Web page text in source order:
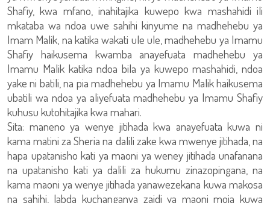
Shafiy, kwa mfano, inahitajika kuwepo kwa mashahidi ili
mkataba wa ndoa uwe sahihi kinyume na madhehebu ya
Imam Malik, na katika wakati ule ule, madhehebu ya Imamu
Shafiy haikusema kwamba anayefuata madhehebu ya
Imamu Malik katika ndoa bila ya kuwepo mashahidi, ndoa
yake ni batili, na pia madhehebu ya Imamu Malik haikusema
ubatili wa ndoa ya aliyefuata madhehebu ya Imamu Shafiy
kuhusu kutohitajika kwa mahari.
Sita: maneno ya wenye jitihada kwa anayefuata kuwa ni
kama matini za Sheria na dalili zake kwa mwenye jitihada, na
hapa upatanisho kati ya maoni ya weney jitihada unafanana
na upatanisho kati ya dalili za hukumu zinazopingana, na
kama maoni ya wenye jitihada yanawezekana kuwa makosa
na sahihi, labda kuchanganya zaidi ya maoni moja kuwa